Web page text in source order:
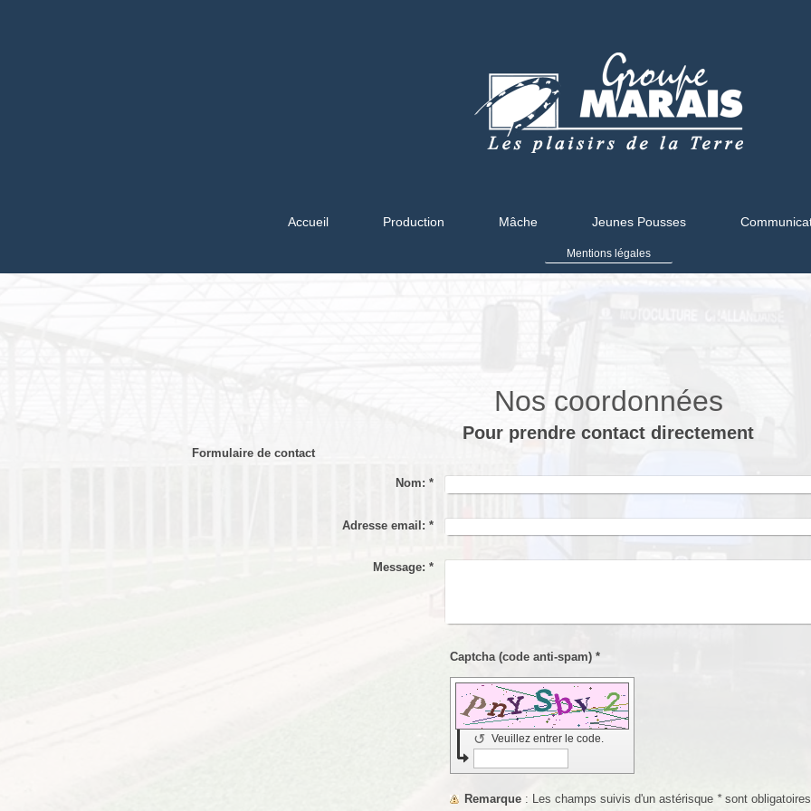
Accueil Production Mâche Jeunes Pousses
Mentions légales
Nos coordonnées
Pour prendre contact directement
Formulaire de contact
Nom: *
Adresse email: *
Message: *
Captcha (code anti-spam) *
Veuillez entrer le code.
↺
Remarque : Les champs suivis d'un astérisque *sont